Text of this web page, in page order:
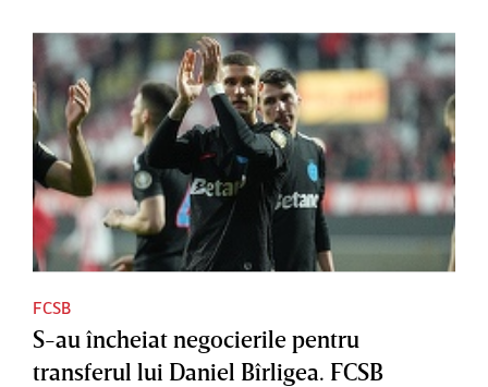
FCSB
S-au încheiat negocierile pentru
transferul lui Daniel Bîrligea. FCSB